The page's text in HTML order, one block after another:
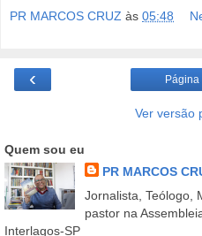
PR MARCOS CRUZ às 05:48
‹ Página
Ver versão
Quem sou eu
PR MARCOS
Jornalista, Teólogo,
pastor na
Interlagos-SP